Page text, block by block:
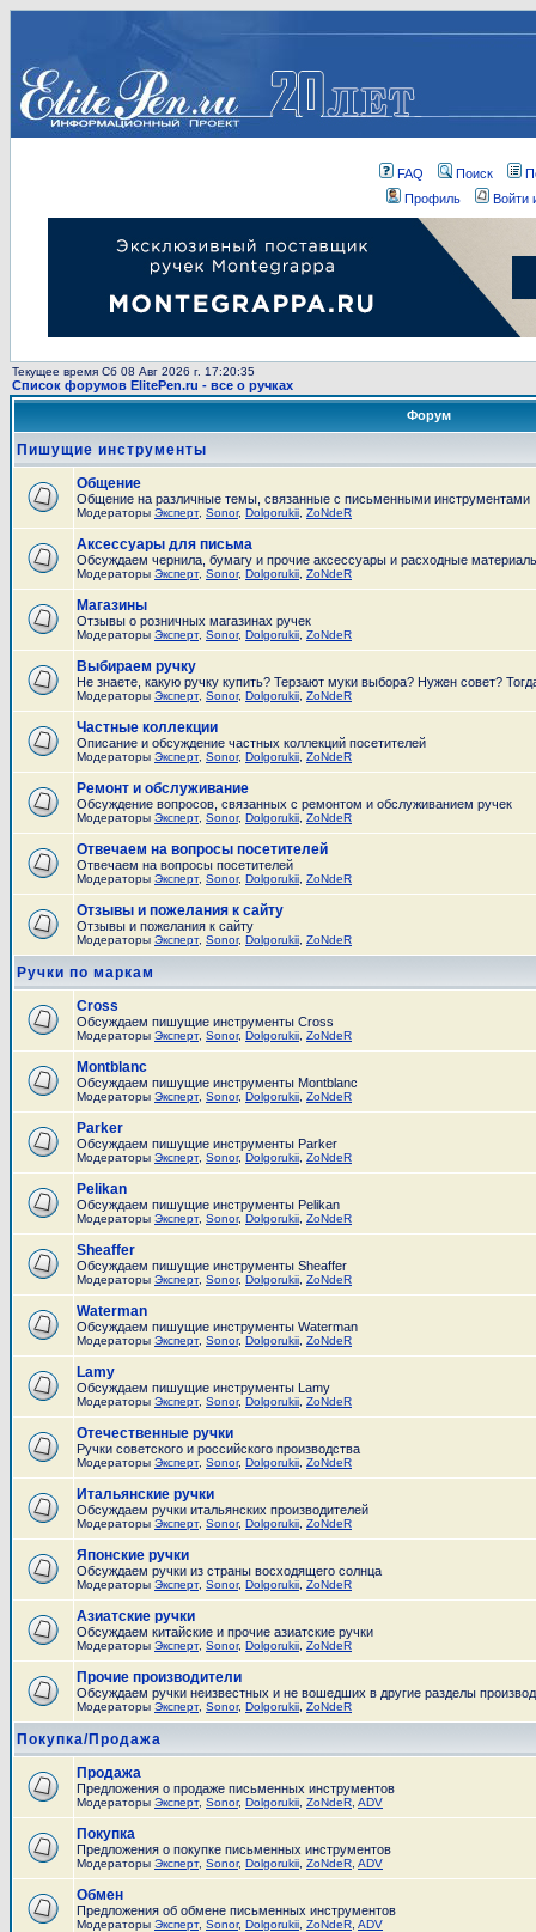
FAQ Поиск
Профиль
Войти
Текущее время Сб 08 Авг 2026 г. 17:20:35
Список форумов ElitePen.ru - все о ручках
Форум
Пишущие инструменты
Общение
Общение на различные темы, связанные с письменными инструментами
Модераторы Эксперт, Sonor, Dolgorukii ZoNdeR
Аксессуары для письма
Обсуждаем чернила, бумагу и прочие аксессуары и расходные
Модераторы Эксперт, Sonor, Dolgorukii ZoNdeR
Магазины
Отзывы о розничных магазинах ручек
Модераторы Эксперт, Sonor, Dolgorukii ZoNdeR
Выбираем ручку
Не знаете, какую ручку купить? Терзают муки выбора? Нужен совет?
Модераторы Эксперт, Sonor, Dolgorukii ZoNdeR
Частные коллекции
Описание и обсуждение частных коллекций посетителей
Модераторы Эксперт, Sonor, Dolgorukii ZoNdeR
Ремонт и обслуживание
Обсуждение вопросов, связанных с ремонтом и обслуживанием ручек
Модераторы Эксперт, Sonor, Dolgorukii ZoNdeR
Отвечаем на вопросы посетителей
Отвечаем на вопросы посетителей
Модераторы Эксперт, Sonor, Dolgorukii ZoNdeR
Отзывы и пожелания к сайту
Отзывы и пожелания к сайту
Модераторы Эксперт, Sonor, Dolgorukii ZoNdeR
Ручки по маркам
Cross
Обсуждаем пишущие инструменты Cross
Модераторы Эксперт, Sonor, Dolgorukii ZoNdeR
Montblanc
Обсуждаем пишущие инструменты Montblanc
Модераторы Эксперт, Sonor, Dolgorukii ZoNdeR
Parker
Обсуждаем пишущие инструменты Parker
Модераторы Эксперт, Sonor, Dolgorukii ZoNdeR
Pelikan
Обсуждаем пишущие инструменты Pelikan
Модераторы Эксперт, Sonor, Dolgorukii ZoNdeR
Sheaffer
Обсуждаем пишущие инструменты Sheaffer
Модераторы Эксперт, Sonor, Dolgorukii ZoNdeR
Waterman
Обсуждаем пишущие инструменты Waterman
Модераторы Эксперт, Sonor, Dolgorukii ZoNdeR
Lamy
Обсуждаем пишущие инструменты Lamy
Модераторы Эксперт, Sonor, Dolgorukii ZoNdeR
Отечественные ручки
Ручки советского и российского производства
Модераторы Эксперт, Sonor, Dolgorukii ZoNdeR
Итальянские ручки
Обсуждаем ручки итальянских производителей
Модераторы Эксперт, Sonor, Dolgorukii ZoNdeR
Японские ручки
Обсуждаем ручки из страны восходящего солнца
Модераторы Эксперт, Sonor, Dolgorukii ZoNdeR
Азиатские ручки
Обсуждаем китайские и прочие азиатские ручки
Модераторы Эксперт, Sonor, Dolgorukii ZoNdeR
Прочие производители
Обсуждаем ручки неизвестных и не вошедших в другие разделы
Модераторы Эксперт, Sonor, Dolgorukii ZoNdeR
Покупка/Продажа
Продажа
Предложения о продаже письменных инструментов
Модераторы Эксперт, Sonor, Dolgorukii ZoNdeR ADV
Покупка
Предложения о покупке письменных инструментов
Модераторы Эксперт, Sonor, Dolgorukii ZoNdeR ADV
Обмен
Предложения об обмене письменных инструментов
Модераторы Эксперт, Sonor, Dolgorukii ZoNdeR ADV